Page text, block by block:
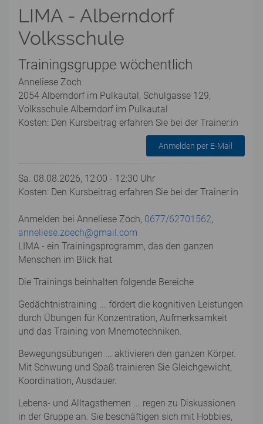
LIMA - Alberndorf
Volksschule
Trainingsgruppe wöchentlich
Anneliese Zöch
2054 Alberndorf im Pulkautal, Schulgasse 129,
Volksschule Alberndorf im Pulkautal
Kosten: Den Kursbeitrag erfahren Sie bei der Trainer:in
Anmelden per E-Mail
Sa. 08.08.2026, 12:00 - 12:30 Uhr
Kosten: Den Kursbeitrag erfahren Sie bei der Trainer:in
Anmelden bei Anneliese Zöch, 0677/62701562,
anneliese.zoech@gmail.com
LIMA - ein Trainingsprogramm, das den ganzen
Menschen im Blick hat
Die Trainings beinhalten folgende Bereiche
Gedächtnistraining ... fördert die kognitiven Leistungen
durch Übungen für Konzentration, Aufmerksamkeit
und das Training von Mnemotechniken.
Bewegungsübungen ... aktivieren den ganzen Körper.
Mit Schwung und Spaß trainieren Sie Gleichgewicht,
Koordination, Ausdauer.
Lebens- und Alltagsthemen ... regen zu Diskussionen
in der Gruppe an. Sie beschäftigen sich mit Hobbies,